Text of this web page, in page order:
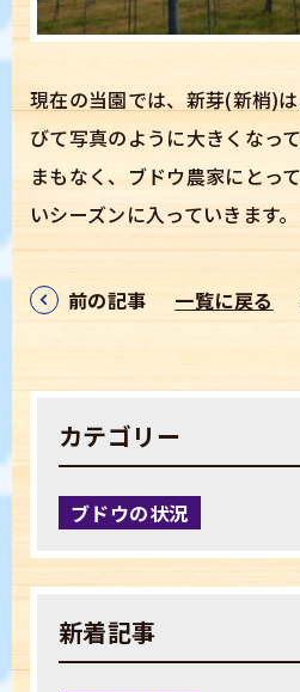
ぶどうができるまで
プレゼント
スタッフ募集
アクセス
TEL：0254-
お問い合
現在の当園では、新芽(新梢)
びて写真のように大きくなっ
まもなく、ブドウ農家にとっ
いシーズンに入っていきます。
前の記事 一覧に戻る
カテゴリー
ブドウの状況
新着記事